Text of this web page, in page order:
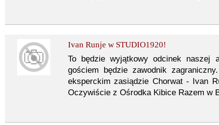
Ivan Runje w STUDIO1920!
To będzie wyjątkowy odcinek naszej
gościem będzie zawodnik
eksperckim zasiądzie Chorwat - Ivan
Oczywiście z Ośrodka Kibice Razem w